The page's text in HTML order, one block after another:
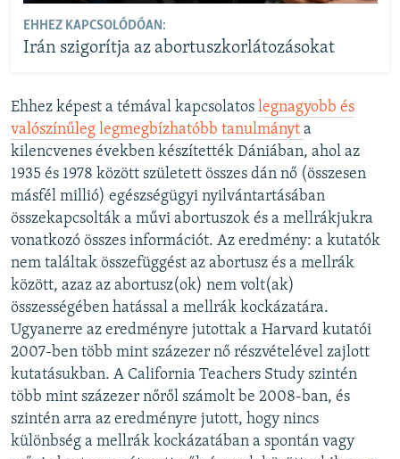
EHHEZ KAPCSOLÓDÓAN:
Irán szigorítja az abortuszkorlátozásokat
Ehhez képest a témával kapcsolatos legnagyobb és
valószínűleg legmegbízhatóbb tanulmányt a
kilencvenes években készítették Dániában, ahol az
1935 és 1978 között született összes dán nő (összesen
másfél millió) egészségügyi nyilvántartásában
összekapcsolták a művi abortuszok és a mellrákjukra
vonatkozó összes információt. Az eredmény: a kutatók
nem találtak összefüggést az abortusz és a mellrák
között, azaz az abortusz(ok) nem volt(ak)
összességében hatással a mellrák kockázatára.
Ugyanerre az eredményre jutottak a Harvard kutatói
2007-ben több mint százezer nő részvételével zajlott
kutatásukban. A California Teachers Study szintén
több mint százezer nőről számolt be 2008-ban, és
szintén arra az eredményre jutott, hogy nincs
különbség a mellrák kockázatában a spontán vagy